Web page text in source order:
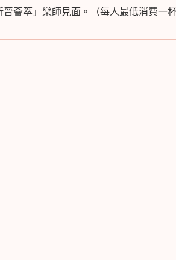
薈萃」樂師見面。（每人最低消費一